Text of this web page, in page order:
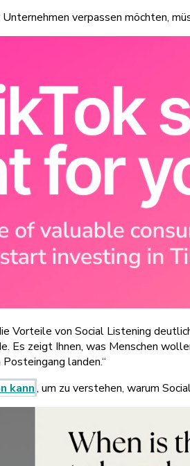
verpassen möchten,
Vorteile von Social Listening
Es zeigt Ihnen, was Menschen
landen.“
kann, um zu verstehen, warum